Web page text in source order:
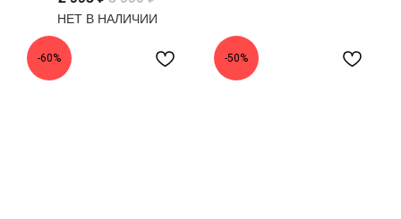
-60% -50%